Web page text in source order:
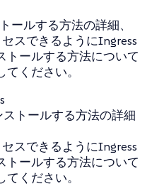
ールする方法の詳細、
スできるようにIngress
トールする方法について
てください。
トールする方法の詳細
スできるようにIngress
トールする方法について
てください。